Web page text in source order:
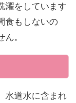
濯をしています
食もしないの
。
水道水に含まれ